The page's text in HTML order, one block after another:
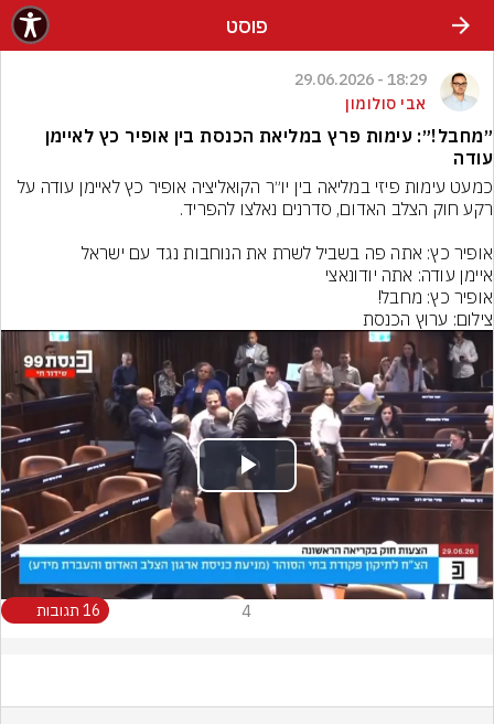
פוסט
18:29 - 29.06.2026
אבי סולומון
״מחבל!״: עימות פרץ במליאת הכנסת בין אופיר כץ לאיימן
עודה
אופיר כץ: מחבל!
צילום: ערוץ הכנסת
Play
Video
4 16 תגובות